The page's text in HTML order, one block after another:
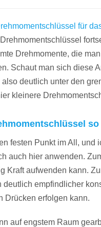
für
Drehmomente, die
Schaut man sich diese
deutlich unter den
kleinere
festen Punkt im All, und
auch hier anwenden.
Kraft aufwenden kann.
empfindlicher
Drücken erfolgen kann.
auf engstem Raum